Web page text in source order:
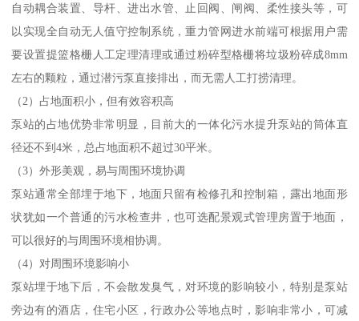
自动耦合装置、导杆、进出水管、止回阀、闸阀、柔性接头等，可
以实现全自动无人值守控制系统，重力管网进水前端可根据用户需
要设置提篮格栅人工定理清理或通过粉碎型格栅将垃圾粉碎成8mm
左右的颗粒，通过潜污泵直接排出，而无需人工打捞清理。
（2）占地面积小，但有效容积高
泵站的占地优势非常明显，目前大的一体化污水提升泵站的筒体直
径还不到4米，总占地面积不超过30平米。
（3）外形美观，易与周围环境协调
泵站通常全部埋于地下，地面只留有检修孔和控制箱，露出地面形
状犹如一个普通的污水检查井，也可选配景观式管理房置于地面，
可以很好的与周围环境相协调。
（4）对周围环境影响小
泵站埋于地下后，不会散发臭气，对环境的影响较小，特别是泵站
旁边有的酒店，住宅小区，行政办公等地点时，影响非常小，可减